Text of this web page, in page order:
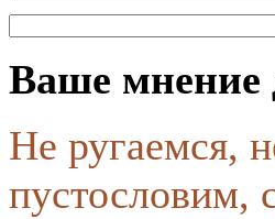
Ваше мнение
Не ругаемся,
пустословим,